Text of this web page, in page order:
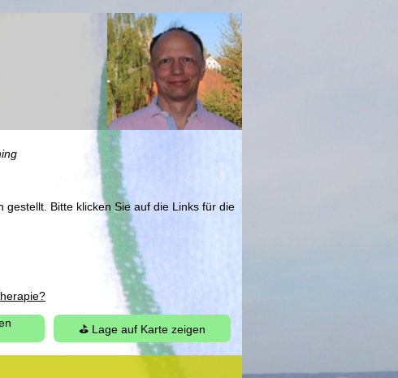
Bitte klicken Sie auf die Links für die
⛳ Lage auf Karte zeigen